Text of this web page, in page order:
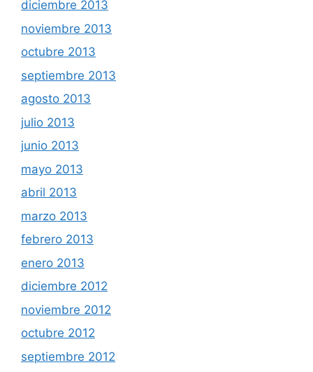
diciembre 2013
noviembre 2013
octubre 2013
septiembre 2013
agosto 2013
julio 2013
junio 2013
mayo 2013
abril 2013
marzo 2013
febrero 2013
enero 2013
diciembre 2012
noviembre 2012
octubre 2012
septiembre 2012